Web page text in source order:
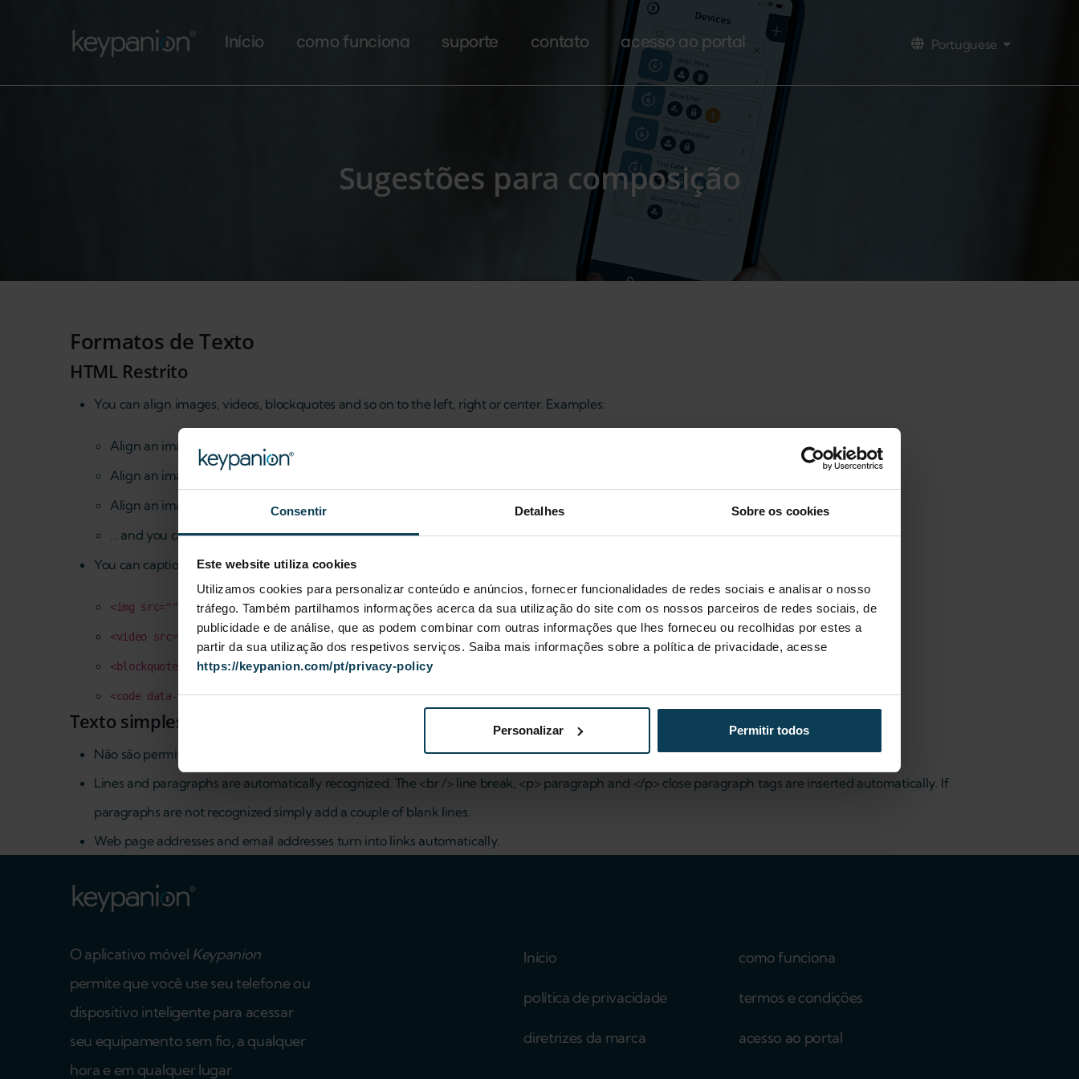
Consentir Detalhes Sobre os cookies
Este website utiliza cookies
Utilizamos cookies para personalizar conteúdo e anúncios, fornecer funcionalidades de redes sociais e analisar o nosso
tráfego. Também partilhamos informações acerca da sua utilização do site com os nossos parceiros de redes sociais, de
publicidade e de análise, que as podem combinar com outras informações que lhes forneceu ou recolhidas por estes a
partir da sua utilização dos respetivos serviços. Saiba mais informações sobre a política de privacidade, acesse
https://keypanion.com/pt/privacy-policy
Personalizar Permitir todos
Início como funciona suporte contato acesso ao portal Portuguese Lista de
Sugestões para composição
Formatos de Texto
HTML Restrito
You can align images, videos, blockquotes and so on to the left, right or center. Examples:
Align an image to the left:<img src="" data-align="left" />
Align an image to the center:
Align an image to the right:<img src="" data-align="right" />
… and you can apply this to other elements as well:<video src="" data-align="center" />
You can caption images, videos, blockquotes, and so on. Examples:
<img src="" data-caption="This is a caption" />
<video src="" data-caption="The Drupal Dance" />
<blockquote data-caption="Dries Buytaert">Drupal is awesome!</blockquote>
<code data-caption="Hello world in JavaScript.">alert("Hello world!");</code>
Texto simples
Não são permitidas etiquetas de HTML.
Lines and paragraphs are automatically recognized. The <br /> line break, <p> paragraph and </p> close paragraph tags are inserted automatically. If
paragraphs are not recognized simply add a couple of blank lines.
Web page addresses and email addresses turn into links automatically.
O aplicativo móvel Keypanion
permite que você use seu telefone ou
dispositivo inteligente para acessar
seu equipamento sem fio, a qualquer
hora e em qualquer lugar
Início como funciona
política de privacidade termos e condições
diretrizes da marca acesso ao portal